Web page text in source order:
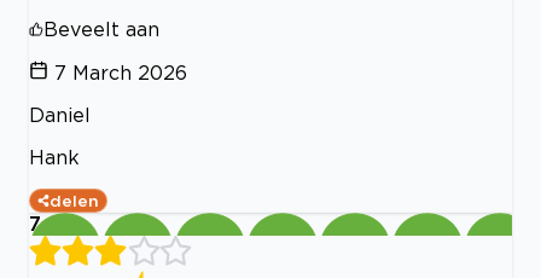
Beveelt aan
7 March 2026
Daniel
Hank
delen
7